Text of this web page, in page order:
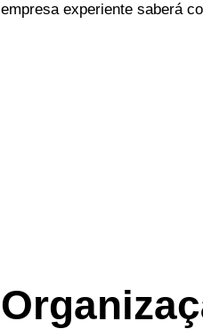
empresa experiente saberá